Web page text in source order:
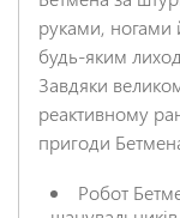
руками, ногами
будь-яким
Завдяки
реактивному
пригоди
Робот
*
Відгук